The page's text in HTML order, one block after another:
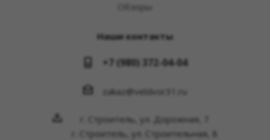
Обзоры
Наши контакты
+7 (980) 372-04-04
zakaz@veldvor31.ru
г. Строитель, ул. Дорожная, 7
г. Строитель, ул. Строительная, 8